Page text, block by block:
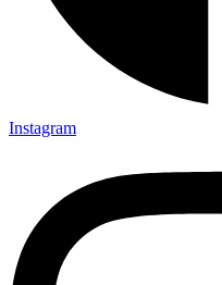
Instagram